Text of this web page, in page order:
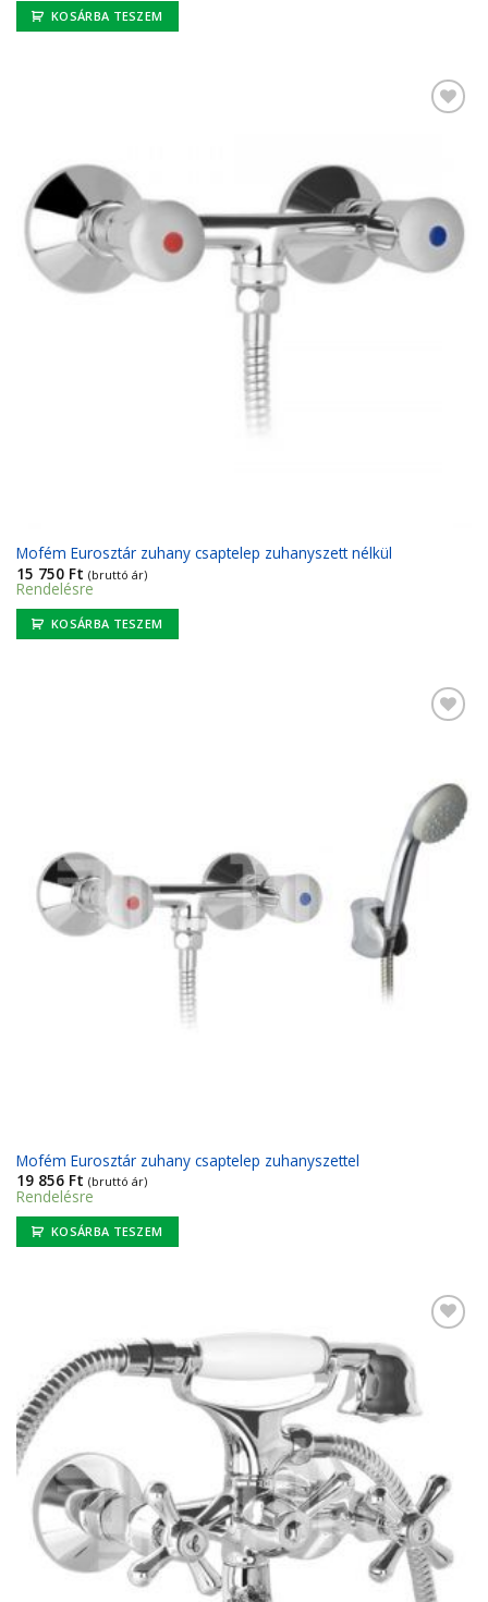
KOSÁRBA TESZEM
Mofém Eurosztár zuhany csaptelep zuhanyszett nélkül
15 750 Ft (bruttó ár)
Rendelésre
KOSÁRBA TESZEM
Mofém Eurosztár zuhany csaptelep zuhanyszettel
19 856 Ft (bruttó ár)
Rendelésre
KOSÁRBA TESZEM
Kedvencekhez